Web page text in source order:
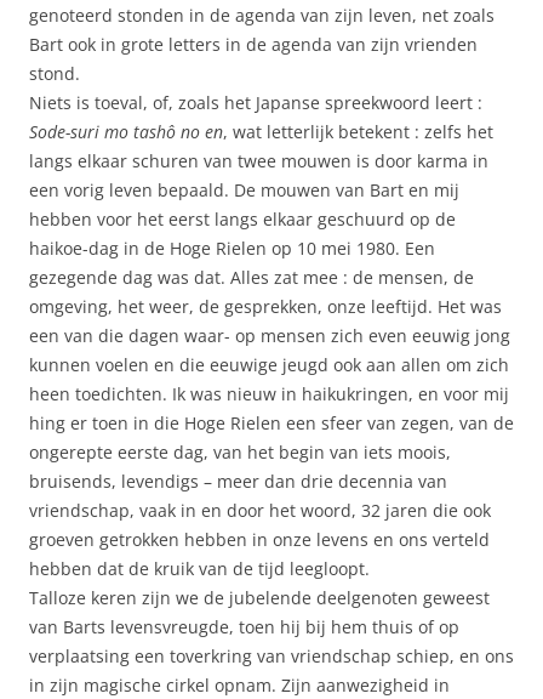
genoteerd stonden in de agenda van zijn leven, net zoals
Bart ook in grote letters in de agenda van zijn vrienden
stond.
Niets is toeval, of, zoals het Japanse spreekwoord leert :
Sode-suri mo tashô no en, wat letterlijk betekent : zelfs het
langs elkaar schuren van twee mouwen is door karma in
een vorig leven bepaald. De mouwen van Bart en mij
hebben voor het eerst langs elkaar geschuurd op de
haikoe-dag in de Hoge Rielen op 10 mei 1980. Een
gezegende dag was dat. Alles zat mee : de mensen, de
omgeving, het weer, de gesprekken, onze leeftijd. Het was
een van die dagen waar- op mensen zich even eeuwig jong
kunnen voelen en die eeuwige jeugd ook aan allen om zich
heen toedichten. Ik was nieuw in haikukringen, en voor mij
hing er toen in die Hoge Rielen een sfeer van zegen, van de
ongerepte eerste dag, van het begin van iets moois,
bruisends, levendigs – meer dan drie decennia van
vriendschap, vaak in en door het woord, 32 jaren die ook
groeven getrokken hebben in onze levens en ons verteld
hebben dat de kruik van de tijd leegloopt.
Talloze keren zijn we de jubelende deelgenoten geweest
van Barts levensvreugde, toen hij bij hem thuis of op
verplaatsing een toverkring van vriendschap schiep, en ons
in zijn magische cirkel opnam. Zijn aanwezigheid in